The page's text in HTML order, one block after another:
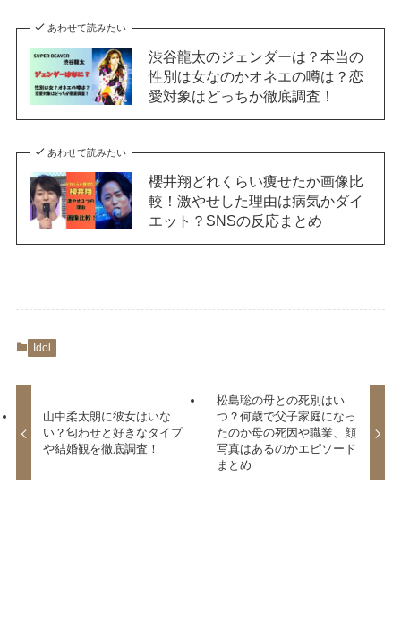
あわせて読みたい
渋谷龍太のジェンダーは？本当の
性別は女なのかオネエの噂は？恋
愛対象はどっちか徹底調査！
あわせて読みたい
櫻井翔どれくらい痩せたか画像比
較！激やせした理由は病気かダイ
エット？SNSの反応まとめ
Idol
山中柔太朗に彼女はいな
い？匂わせと好きなタイプ
や結婚観を徹底調査！
松島聡の母との死別はい
つ？何歳で父子家庭になっ
たのか母の死因や職業、顔
写真はあるのかエピソード
まとめ